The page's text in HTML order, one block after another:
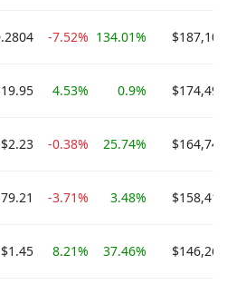
-7.52% 134.01%
4.53% 0.9%
$2.23 -0.38% 25.74%
-3.71% 3.48%
$1.45 8.21% 37.46%